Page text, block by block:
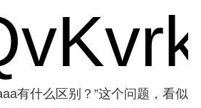
有什么区别？”这个问题，看似